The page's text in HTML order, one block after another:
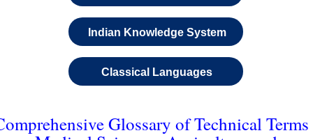
Indian Knowledge System
Classical Languages
Glossary of Technical